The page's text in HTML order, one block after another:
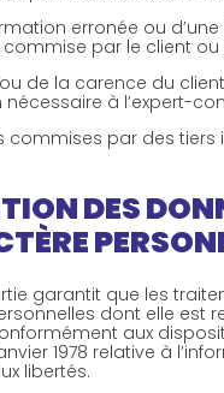
erronée ou
par le client ou
de la carence du
à l’expert-
commises par des tiers
DES
garantit que les
dont elle est
aux
1978 relative à
libertés.